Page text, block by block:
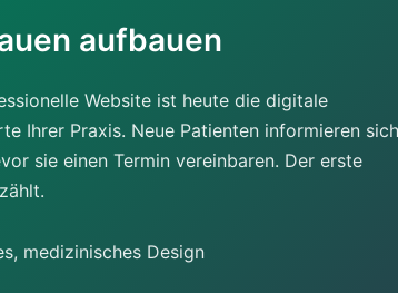
aufbauen
Website ist heute die digitale
Ihrer Praxis. Neue Patienten informieren sich
sie einen Termin vereinbaren. Der erste
medizinisches Design